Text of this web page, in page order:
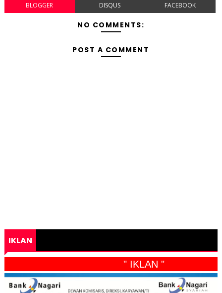
BLOGGER DISQUS FACEBOOK
NO COMMENTS:
POST A COMMENT
IKLAN
" IKLAN "